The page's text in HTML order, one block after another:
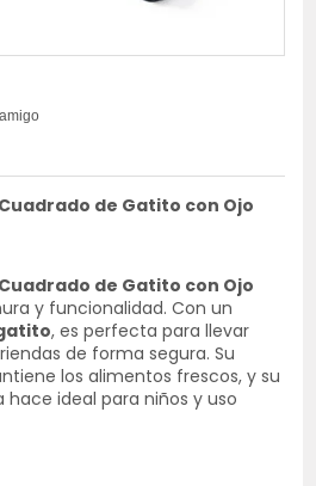
de Gatito con Ojo
de Gatito con Ojo
y funcionalidad. Con un
, es perfecta para llevar
de forma segura. Su
los alimentos frescos, y su
hace ideal para niños y uso